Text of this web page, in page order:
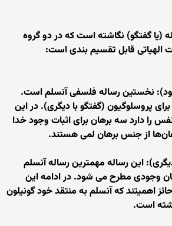
(یا گفتگو) نگاشته است که در دو گروه
الهیاتی قابل تقسیم بندی است:
نخستین رساله فلسفی آنسلم است.
پروسلوگیون (گفتگو با دیگری). در این
را دارد سه برهان برای اثبات وجود خدا
از جنس برهان لمی هستند.
این رساله مهمترین رساله آنسلم
وجودی مطرح می شود. در ادامه این
اهمیتند که آنسلم به منتقد خود گونیلون
است.